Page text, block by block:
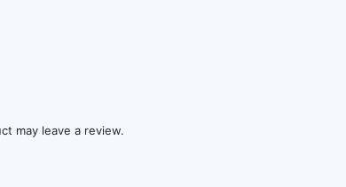
may leave a review.